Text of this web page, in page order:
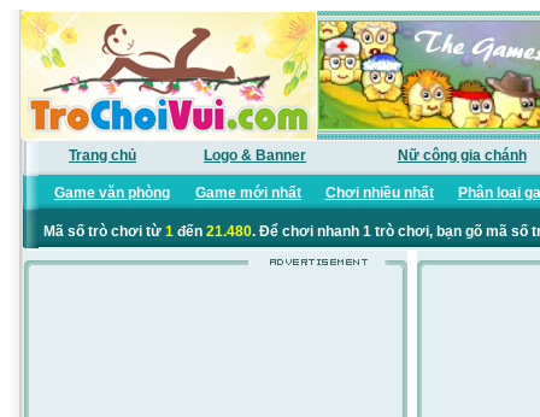
Trang chủ Logo & Banner Nữ công gia chánh
Game văn phòng Game mới nhất Chơi nhiều nhất Phân loại
Mã số trò chơi từ 1đến 21.480. Để chơi nhanh 1 trò chơi, bạn gõ mã số